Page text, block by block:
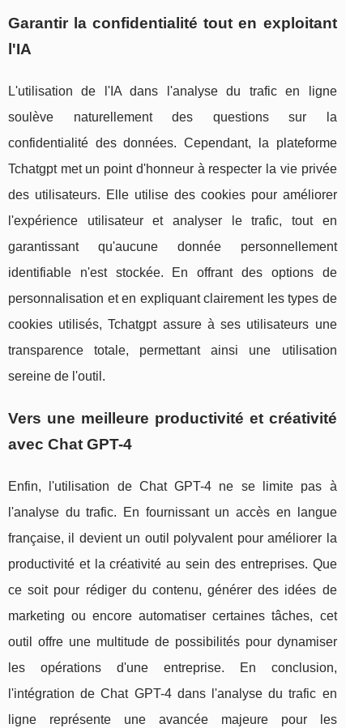
Garantir la confidentialité tout en exploitant
l'IA
L'utilisation de l'IA dans l'analyse du trafic en ligne
soulève naturellement des questions sur la
confidentialité des données. Cependant, la plateforme
Tchatgpt met un point d'honneur à respecter la vie privée
des utilisateurs. Elle utilise des cookies pour améliorer
l'expérience utilisateur et analyser le trafic, tout en
garantissant qu'aucune donnée personnellement
identifiable n'est stockée. En offrant des options de
personnalisation et en expliquant clairement les types de
cookies utilisés, Tchatgpt assure à ses utilisateurs une
transparence totale, permettant ainsi une utilisation
sereine de l'outil.
Vers une meilleure productivité et créativité
avec Chat GPT-4
Enfin, l'utilisation de Chat GPT-4 ne se limite pas à
l'analyse du trafic. En fournissant un accès en langue
française, il devient un outil polyvalent pour améliorer la
productivité et la créativité au sein des entreprises. Que
ce soit pour rédiger du contenu, générer des idées de
marketing ou encore automatiser certaines tâches, cet
outil offre une multitude de possibilités pour dynamiser
les opérations d'une entreprise. En conclusion,
l'intégration de Chat GPT-4 dans l'analyse du trafic en
ligne représente une avancée majeure pour les